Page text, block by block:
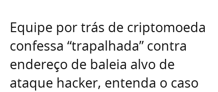
Equipe por trás de criptomoeda
confessa “trapalhada” contra
endereço de baleia alvo de
ataque hacker, entenda o caso